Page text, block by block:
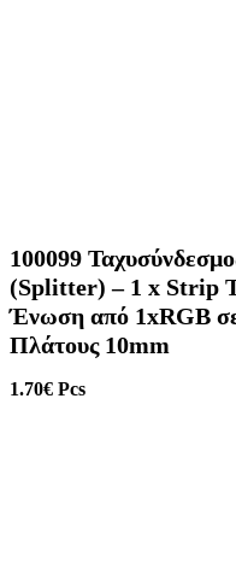
100099
(Splitter) – 1 x Strip
Ένωση από 1xRGB
Πλάτους 10mm
1.70€ Pcs